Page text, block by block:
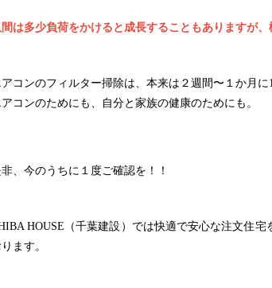
間は多少負荷をかけると成長することもありますが
アコンのフィルター掃除は、本来は２週間〜１か月
アコンのためにも、自分と家族の健康のためにも。
、今のうちに１度ご確認を！！
HOUSE （千葉建設） では快適で安心な注文住宅
ます。